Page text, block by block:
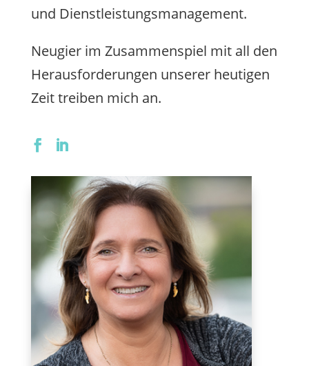
und Dienstleistungsmanagement.
Neugier im Zusammenspiel mit all den
Herausforderungen unserer heutigen
Zeit treiben mich an.